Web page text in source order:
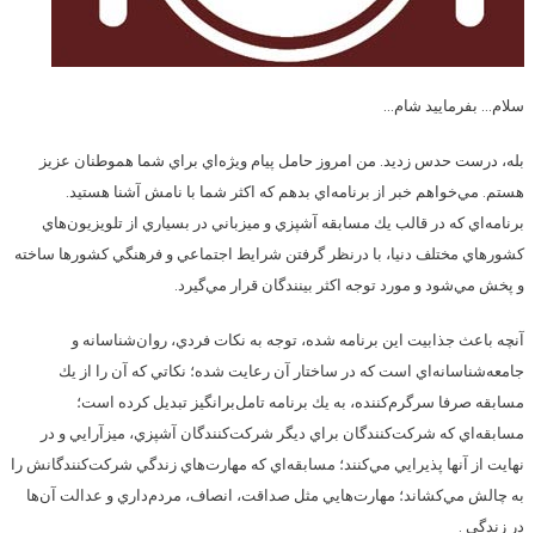
سلام… بفرماييد شام…
بله، درست حدس زديد. من امروز حامل پيام ويژه‌اي براي شما هموطنان عزيز
هستم. مي‌خواهم خبر از برنامه‌اي بدهم كه اكثر شما با نامش آشنا هستيد.
برنامه‌اي كه در قالب يك مسابقه آشپزي و ميزباني در بسياري از تلويزيون‌هاي
كشورهاي مختلف دنيا، با درنظر گرفتن شرايط اجتماعي و فرهنگي كشورها ساخته
و پخش مي‌شود و مورد توجه اكثر بينندگان قرار مي‌گيرد.
آنچه باعث جذابيت اين برنامه شده، توجه به نكات فردي، روان‌شناسانه و
جامعه‌شناسانه‌اي است كه در ساختار آن رعايت شده؛ نكاتي كه آن را از يك
مسابقه صرفا سرگر‌م‌كننده، به يك برنامه تامل‌برانگيز تبديل كرده است؛
مسابقه‌اي‌ كه شركت‌كنندگان براي ديگر شركت‌كنندگان آشپزي، ميزآرايي و در
نهايت از آنها پذيرايي مي‌كنند؛ مسابقه‌اي كه مهارت‌هاي زندگي شركت‌كنندگانش را
به چالش مي‌كشاند؛ مهارت‌هايي مثل صداقت، انصاف، مردم‌داري و عدالت آن‌ها
در زندگي .